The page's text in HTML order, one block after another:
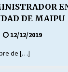
28/05/2026
social hoy”.
EN LA
DE MAIPU
12/12/2019
de […]